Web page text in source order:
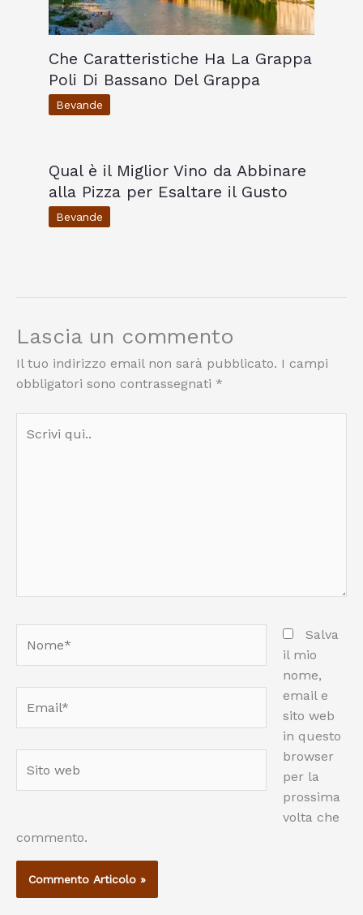
Che Caratteristiche Ha La Grappa
Poli Di Bassano Del Grappa
Bevande
Qual è il Miglior Vino da Abbinare
alla Pizza per Esaltare il Gusto
Bevande
Lascia un commento
Il tuo indirizzo email non sarà pubblicato. I campi
obbligatori sono contrassegnati *
qui..
web
Salva
il mio
nome,
email e
sito web
in questo
browser
per la
prossima
volta che
commento.